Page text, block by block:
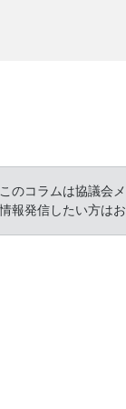
このコラムは協議会
情報発信したい方は